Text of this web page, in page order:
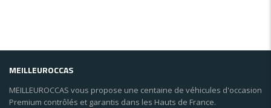
MEILLEUROCCAS
MEILLEUROCCAS vous propose une centaine de véhicules d'occasion
Premium contrôlés et garantis dans les Hauts de France.